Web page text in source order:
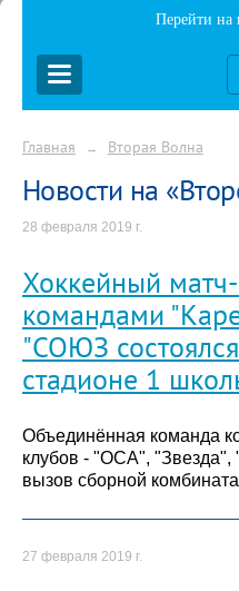
Перейти на
Главная → Вторая Волна
Новости на
28 февраля 2019 г.
Хоккейный
командами
"СОЮЗ
стадионе 1
Объединённая команда
клубов - "ОСА",
вызов сборной комбината
27 февраля 2019 г.